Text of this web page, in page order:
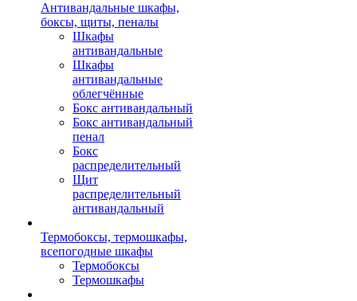
Антивандальные шкафы,
боксы, щиты, пеналы
Шкафы
антивандальные
Шкафы
антивандальные
облегчённые
Бокс антивандальный
Бокс антивандальный
пенал
Бокс
распределительный
Щит
распределительный
антивандальный
Термобоксы, термошкафы,
всепогодные шкафы
Термобоксы
Термошкафы